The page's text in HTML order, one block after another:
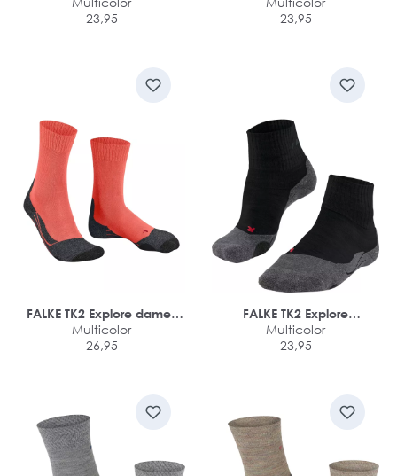
sokken kort
23,95
sokken kort
23,95
FALKE TK2 Explore dames
trekking sokken
Multicolor
26,95
FALKE TK2 Explore
damessokken kort
Multicolor
23,95